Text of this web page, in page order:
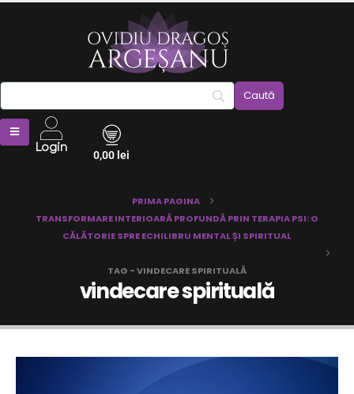
Login 0,00 lei
PRIMA PAGINA
TRANSFORMARE INTERIOARĂ PROFUNDĂ PRIN TERAPIA PSI: O
CĂLĂTORIE SPRE ECHILIBRU MENTAL ȘI SPIRITUAL
TAG -VINDECARE SPIRITUALĂ
vindecare spirituală